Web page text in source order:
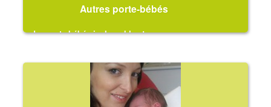
Autres porte-bébés
des porte-bébés inclassables !